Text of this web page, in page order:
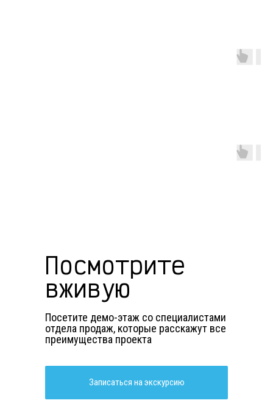
Посмотрите
вживую
Посетите демо-этаж со специалистами
отдела продаж, которые расскажут все
преимущества проекта
Записаться на экскурсию